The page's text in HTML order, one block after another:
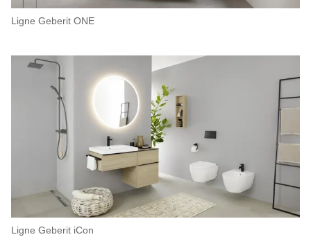
Ligne Geberit ONE
Ligne Geberit iCon